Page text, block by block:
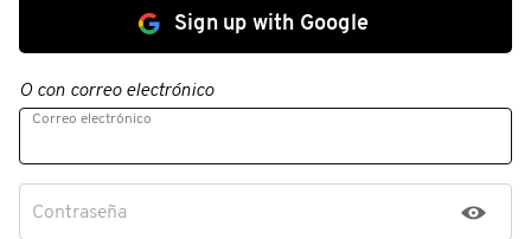
Sign up with Google
O con correo electrónico
Correo electrónico
Contraseña